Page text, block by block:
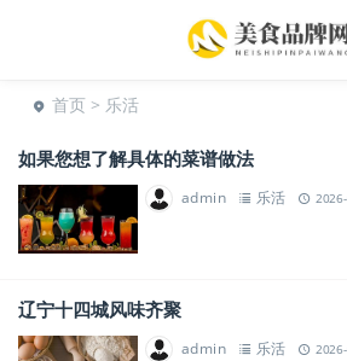
首页 > 乐活
如果您想了解具体的菜谱做法
admin 乐活
辽宁十四城风味齐聚
admin 乐活